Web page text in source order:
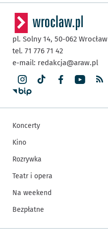
pl. Solny 14, 50-062 Wrocław
tel. 71 776 71 42
e-mail: redakcja@araw.pl
Koncerty
Kino
Rozrywka
Teatr i opera
Na weekend
Bezpłatne